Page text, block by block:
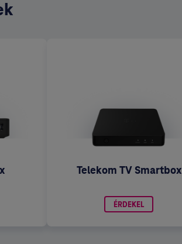
Telekom TV Smartbox
ÉRDEKEL